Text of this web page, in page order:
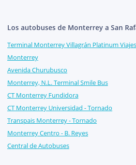
Los autobuses de Monterrey a San
Terminal Monterrey Villagrán Platinum Viajes
Monterrey
Avenida Churubusco
Monterrey, N.L. Terminal Smile Bus
CT Monterrey Fundidora
CT Monterrey Universidad - Tornado
Transpais Monterrey - Tornado
Monterrey Centro - B. Reyes
Central de Autobuses